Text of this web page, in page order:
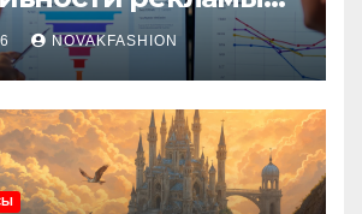
точек
NOVAKFASHION